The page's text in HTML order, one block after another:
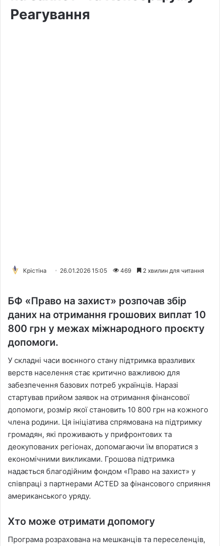
Реагування
Крістіна 26.01.2026 15:05 469 2 хвилин для читання
БФ «Право на захист» розпочав збір
даних на отримання грошових виплат 10
800 грн у межах міжнародного проєкту
допомоги.
У складні часи воєнного стану підтримка вразливих
верств населення стає критично важливою для
забезпечення базових потреб українців. Наразі
стартував прийом заявок на отримання фінансової
допомоги, розмір якої становить 10 800 грн на кожного
члена родини. Ця ініціатива спрямована на підтримку
громадян, які проживають у прифронтових та
деокупованих регіонах, допомагаючи їм впоратися з
економічними викликами. Грошова підтримка
надається благодійним фондом «Право на захист» у
співпраці з партнерами ACTED за фінансового сприяння
американського уряду.
Хто може отримати допомогу
Програма розрахована на мешканців та переселенців,